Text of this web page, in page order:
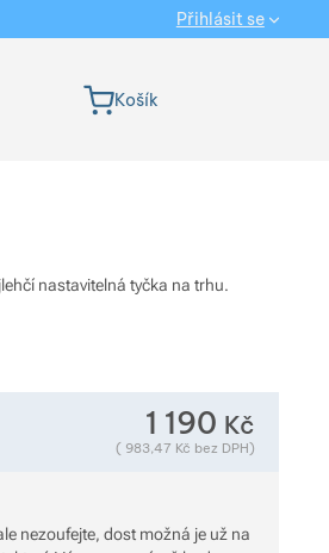
nastavitelná tyčka na trhu.
Téměř všechno zboží převažujeme
1 190 Kč
( 983,47 Kč bez DPH)
nezoufejte, dost možná je už na
Přihlásit se
Košík